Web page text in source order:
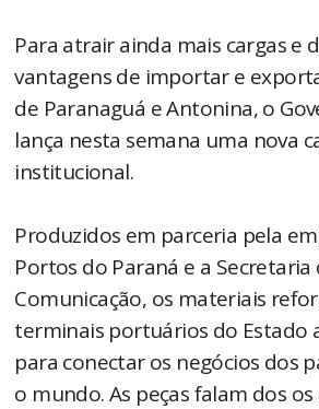
Para atrair ainda mais cargas e
vantagens de importar e
de Paranaguá e Antonina, o
lança nesta semana uma nova
institucional.
Produzidos em parceria pela
Portos do Paraná e a Secretaria
Comunicação, os materiais
terminais portuários do Estado
para conectar os negócios dos
o mundo. As peças falam dos